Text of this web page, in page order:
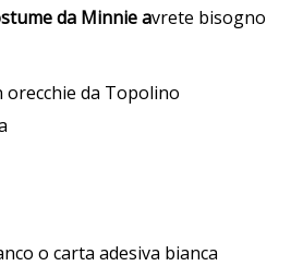
da Minnie avrete bisogno
orecchie da Topolino
o carta adesiva bianca